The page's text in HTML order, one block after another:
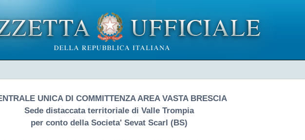
UNICA DI COMMITTENZA AREA VASTA BRESCIA
Sede distaccata territoriale di Valle Trompia
per conto della Societa' Sevat Scarl (BS)